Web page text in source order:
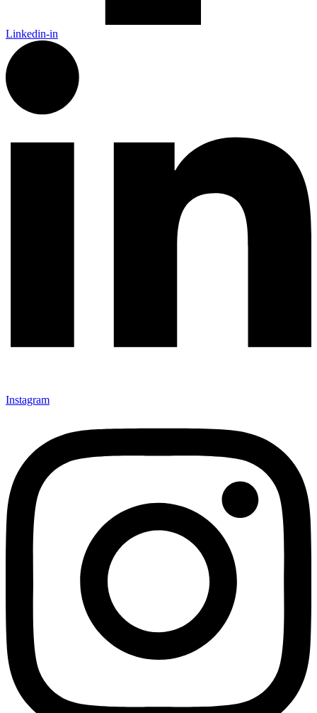
Linkedin-in
Instagram